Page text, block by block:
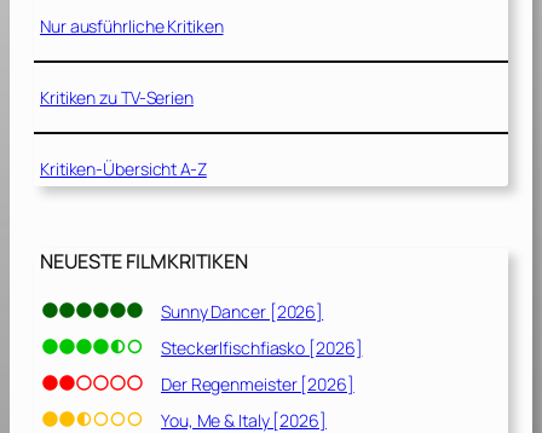
3
:
D
g
e
e
i
m
W
e
l
g
a
c
t
2
1
4
]
]
Nur ausführliche Kritiken
Kritiken zu TV-Serien
Kritiken-Übersicht A-Z
NEUESTE FILMKRITIKEN
Sunny Dancer [2026]
Steckerlfischfiasko [2026]
Der Regenmeister [2026]
You, Me & Italy [2026]